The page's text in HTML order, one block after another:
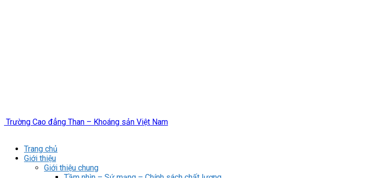
Trường Cao đẳng Than – Khoáng sản Việt Nam
Trang chủ
Giới thiệu
Giới thiệu chung